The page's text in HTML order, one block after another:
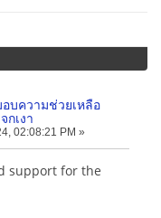
อบความช่วยเหลือ
เงา
02:08:21 PM »
support for the